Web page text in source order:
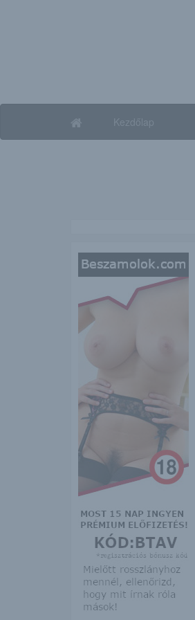
Kezdőlap